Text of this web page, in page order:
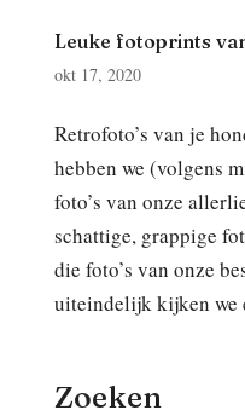
Leuke fotoprints
okt 17, 2020
Retrofoto’s van je
hebben we (volgens
foto’s van onze
schattige, grappige
die foto’s van onze
uiteindelijk kijken we
Zoeken